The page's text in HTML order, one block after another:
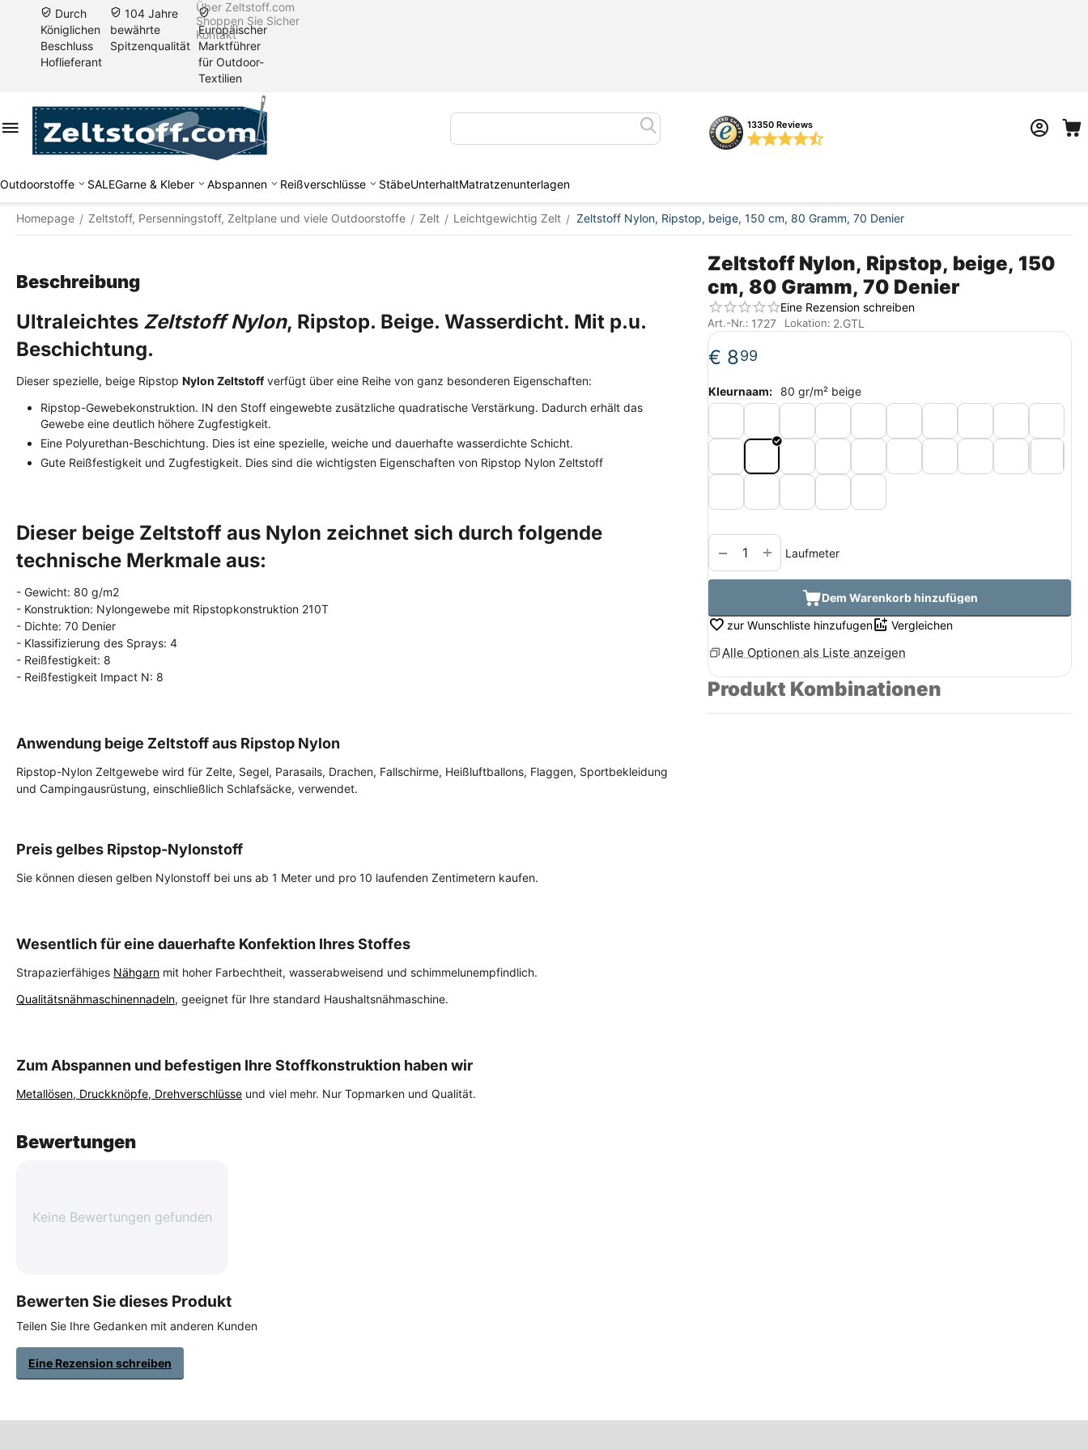
Durch
Königlichen
Beschluss
Hoflieferant
104 Jahre
bewährte
Spitzenqualität
Europäischer
Marktführer
für Outdoor-
Textilien
Über Zeltstoff.com
Shoppen Sie Sicher
Kontakt
13350 Reviews
Outdoorstoffe SALEGarne & Kleber Abspannen Reißverschlüsse StäbeUnterhaltMatratzenunterlagen
Homepage / Zeltstoff, Persenningstoff, Zeltplane und viele Outdoorstoffe / Zelt / Leichtgewichtig Zelt / Zeltstoff Nylon, Ripstop, beige, 150 cm, 80 Gramm, 70 Denier
Zeltstoff Nylon, Ripstop, beige, 150
cm, 80 Gramm, 70 Denier
Eine Rezension schreiben
Art.-Nr.: 1727 Lokation: 2.GTL
€ 899
Kleurnaam: 80 gr/m² beige
+
− Laufmeter
Dem Warenkorb hinzufügen
zur Wunschliste hinzufugen
Vergleichen
Alle Optionen als Liste anzeigen
Produkt Kombinationen
Beschreibung
Ultraleichtes Zeltstoff Nylon, Ripstop. Beige. Wasserdicht. Mit p.u.
Beschichtung.
Dieser spezielle, beige Ripstop Nylon Zeltstoffverfügt über eine Reihe von ganz besonderen Eigenschaften:
Ripstop-Gewebekonstruktion. IN den Stoff eingewebte zusätzliche quadratische Verstärkung. Dadurch erhält das
Gewebe eine deutlich höhere Zugfestigkeit.
Eine Polyurethan-Beschichtung. Dies ist eine spezielle, weiche und dauerhafte wasserdichte Schicht.
Gute Reißfestigkeit und Zugfestigkeit. Dies sind die wichtigsten Eigenschaften von Ripstop Nylon Zeltstoff
Dieser beige Zeltstoff aus Nylon zeichnet sich durch folgende
technische Merkmale aus:
- Gewicht: 80 g/m2
- Konstruktion: Nylongewebe mit Ripstopkonstruktion 210T
- Dichte: 70 Denier
- Klassifizierung des Sprays: 4
- Reißfestigkeit: 8
- Reißfestigkeit Impact N: 8
Anwendung beige Zeltstoff aus Ripstop Nylon
Ripstop-Nylon Zeltgewebe wird für Zelte, Segel, Parasails, Drachen, Fallschirme, Heißluftballons, Flaggen, Sportbekleidung
und Campingausrüstung, einschließlich Schlafsäcke, verwendet.
Preis gelbes Ripstop-Nylonstoff
Sie können diesen gelben Nylonstoff bei uns ab 1 Meter und pro 10 laufenden Zentimetern kaufen.
Wesentlich für eine dauerhafte Konfektion Ihres Stoffes
Strapazierfähiges Nähgarn mit hoher Farbechtheit, wasserabweisend und schimmelunempfindlich.
Qualitätsnähmaschinennadeln, geeignet für Ihre standard Haushaltsnähmaschine.
Zum Abspannen und befestigen Ihre Stoffkonstruktion haben wir
Metallösen, Druckknöpfe, Drehverschlüsse und viel mehr. Nur Topmarken und Qualität.
Bewertungen
Keine Bewertungen gefunden
Bewerten Sie dieses Produkt
Teilen Sie Ihre Gedanken mit anderen Kunden
Eine Rezension schreiben